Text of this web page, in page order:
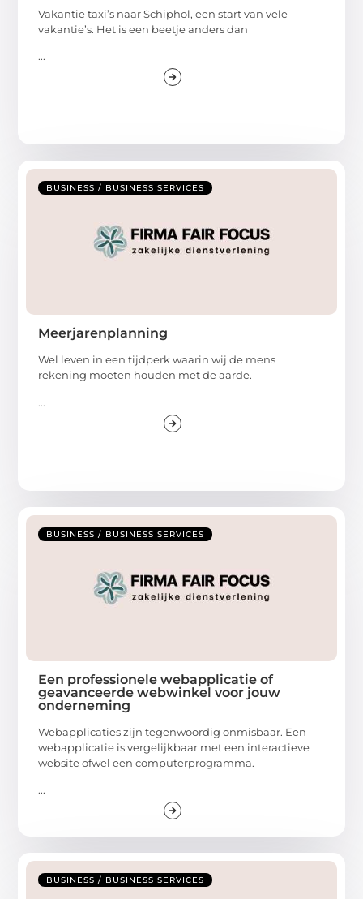
Vakantie taxi’s naar Schiphol, een start van vele
vakantie’s. Het is een beetje anders dan
...
BUSINESS / BUSINESS SERVICES
Meerjarenplanning
Wel leven in een tijdperk waarin wij de mens
rekening moeten houden met de aarde.
...
BUSINESS / BUSINESS SERVICES
Een professionele webapplicatie of
geavanceerde webwinkel voor jouw
onderneming
Webapplicaties zijn tegenwoordig onmisbaar. Een
webapplicatie is vergelijkbaar met een interactieve
website ofwel een computerprogramma.
...
BUSINESS / BUSINESS SERVICES